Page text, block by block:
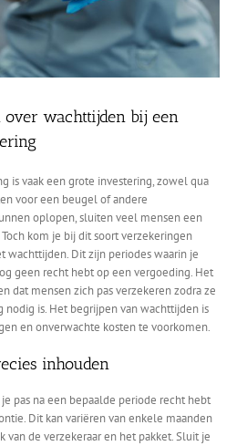
over wachttijden bij een
is vaak een grote investering, zowel qua
voor een beugel of andere
oplopen, sluiten veel mensen een
kom je bij dit soort verzekeringen
wachttijden. Dit zijn periodes waarin je
geen recht hebt op een vergoeding. Het
dat mensen zich pas verzekeren zodra ze
is. Het begrijpen van wachttijden is
en onverwachte kosten te voorkomen.
inhouden
pas na een bepaalde periode recht hebt
Dit kan variëren van enkele maanden
van de verzekeraar en het pakket. Sluit je